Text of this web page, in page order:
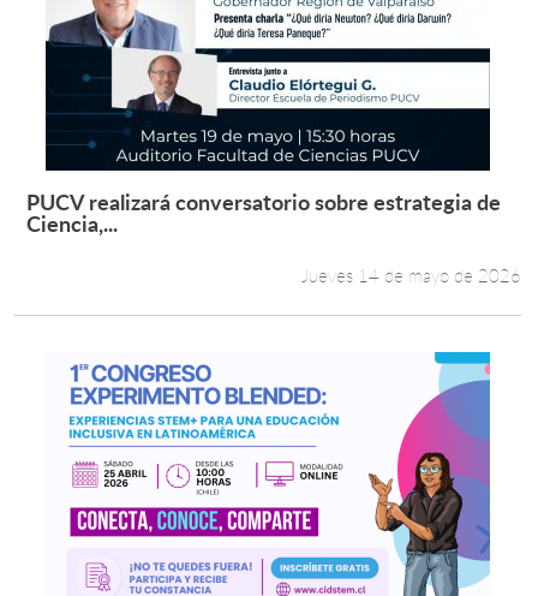
Leer más +
PUCV realizará conversatorio sobre estrategia de
Ciencia,...
Jueves 14 de mayo de 2026